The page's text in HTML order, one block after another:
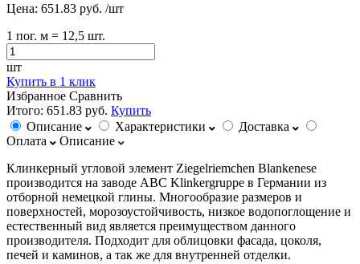
Цена: 651.83 руб. /шт
1 пог. м = 12,5 шт.
шт
Купить в 1 клик
Избранное Сравнить
Итого: 651.83 руб. Купить
Описание
Характеристики
Доставка
Оплата
Описание
Клинкерный угловой элемент Ziegelriemchen Blankenese
производится на заводе ABC Klinkergruppe в Германии из
отборной немецкой глины. Многообразие размеров и
поверхностей, морозоустойчивость, низкое водопоглощение и
естественный вид является преимуществом данного
производителя. Подходит для облицовки фасада, цоколя,
печей и каминов, а так же для внутренней отделки.